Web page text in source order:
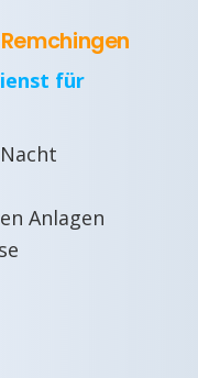
für
Anlagen